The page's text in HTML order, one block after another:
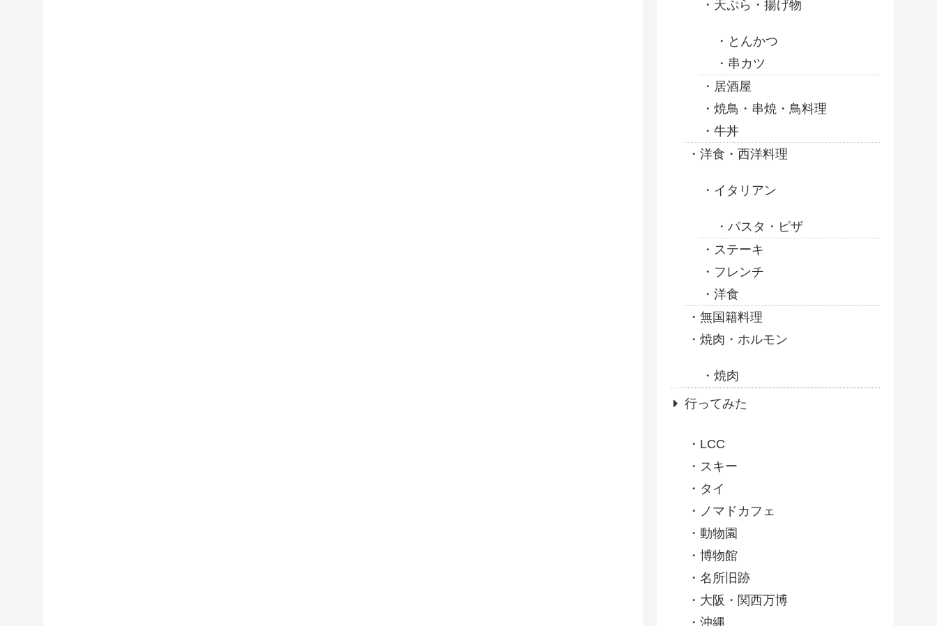
天ぷら・揚げ物
とんかつ
串カツ
居酒屋
焼鳥・串焼・鳥料理
牛丼
洋食・西洋料理
イタリアン
パスタ・ピザ
ステーキ
フレンチ
洋食
無国籍料理
焼肉・ホルモン
焼肉
行ってみた
LCC
スキー
タイ
ノマドカフェ
動物園
博物館
名所旧跡
大阪・関西万博
沖縄